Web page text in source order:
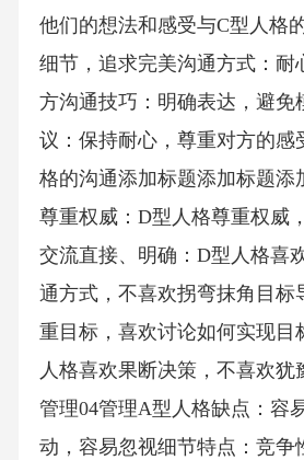
他们的想法和感受与C型人格
细节，追求完美沟通方式：耐
方沟通技巧：明确表达，避免
议：保持耐心，尊重对方的感
格的沟通添加标题添加标题添
尊重权威：D型人格尊重权威
交流直接、明确：D型人格喜
通方式，不喜欢拐弯抹角目标
重目标，喜欢讨论如何实现目
人格喜欢果断决策，不喜欢犹
管理04管理A型人格缺点：容
动，容易忽视细节特点：竞争